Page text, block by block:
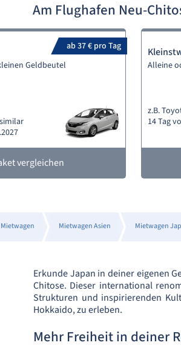
Am Flughafen Neu-
ab 37 € pro Tag
Geldbeutel
vergleichen
Alleine
z.B.
14 Tag
Mietwagen Mietwagen Asien Mietwagen
Erkunde Japan in deiner eigenen
Chitose. Dieser international
Strukturen und inspirierenden
Hokkaido, zu erleben.
Mehr Freiheit in deiner